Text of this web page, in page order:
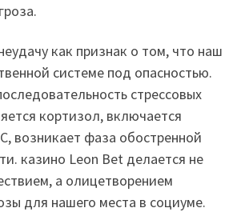
как признак о том, что наш
системе под опасностью.
стрессовых
кортизол, включается
возникает фаза обостренной
казино Leon Bet делается не
а олицетворением
для нашего места в социуме.